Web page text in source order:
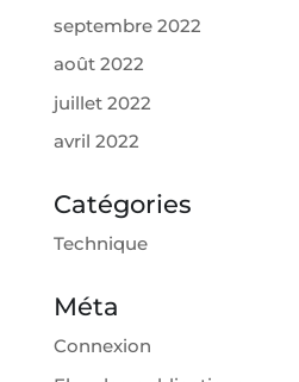
septembre 2022
août 2022
juillet 2022
avril 2022
Catégories
Technique
Méta
Connexion